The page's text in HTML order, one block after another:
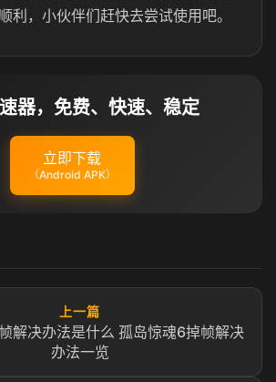
利，小伙伴们赶快去尝试使用吧。
器，免费、快速、稳定
立即下载
（Android APK）
上一篇
解决办法是什么 孤岛惊魂6掉帧解决
办法一览